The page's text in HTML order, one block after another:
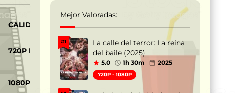
CALIDAD
‎ ‎ ‎ ‎ ‎ ‎720P MP4
‎ ‎ ‎ ‎ ‎ ‎1080P MKV
Mejor Valoradas:
#1
La calle del terror: La reina
del baile (2025)
5.0 1h 30m 2025
720P - 1080P